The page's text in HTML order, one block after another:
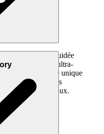
lorsqu’elle est guidée
des contenus ultra-
avec une agilité unique
l’engagement des
les réseaux sociaux.